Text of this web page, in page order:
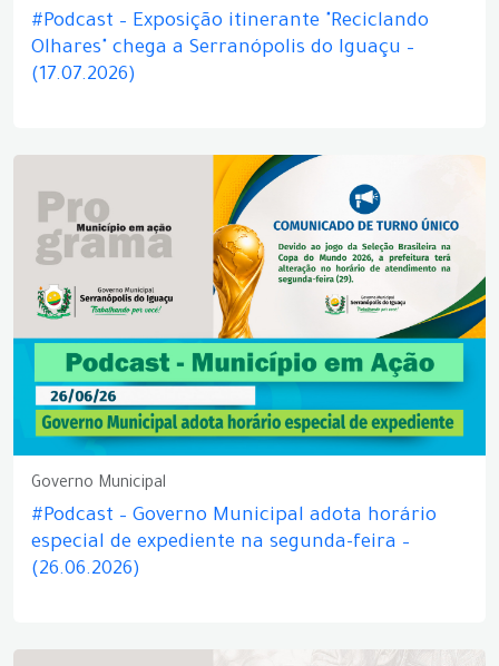
#Podcast – Exposição itinerante "Reciclando
Olhares" chega a Serranópolis do Iguaçu –
(17.07.2026)
Governo Municipal
#Podcast – Governo Municipal adota horário
especial de expediente na segunda-feira –
(26.06.2026)